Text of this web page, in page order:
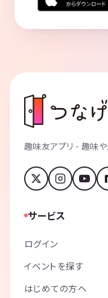
趣味友アプリ - 趣味や
サービス
ログイン
イベントを探す
はじめての方へ